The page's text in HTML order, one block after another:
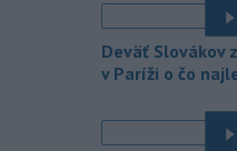
na festivale môže
úroveň hluku. Je
ďalej od
chrániče sluchu či
12:49 - Podporu
Deväť Slovákov
v Paríži o čo